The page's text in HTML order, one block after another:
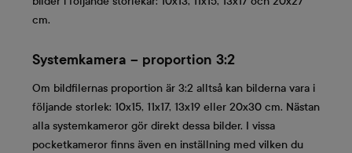
cm.
Systemkamera – proportion 3:2
Om bildfilernas proportion är 3:2 alltså kan bilderna vara i
följande storlek: 10x15, 11x17, 13x19 eller 20x30 cm. Nästan
alla systemkameror gör direkt dessa bilder. I vissa
pocketkameror finns även en inställning med vilken du